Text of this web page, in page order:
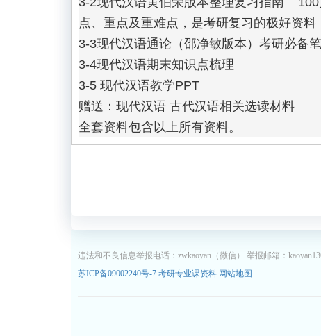
点、重点及重难点，是考研复习的极好资
3-3现代汉语通论（邵净敏版本）考研必备
3-4现代汉语期末知识点梳理
3-5 现代汉语教学PPT
赠送：现代汉语 古代汉语相关选读材料
全套资料包含以上所有资料。
违法和不良信息举报电话：zwkaoyan（微信） 举报邮箱：
苏ICP备09002240号-7 考研专业课资料 网站地图